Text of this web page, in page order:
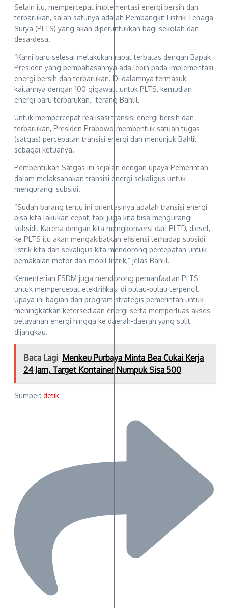
Selain itu, mempercepat implementasi energi bersih dan
terbarukan, salah satunya adalah Pembangkit Listrik Tenaga
Surya (PLTS) yang akan diperuntukkan bagi sekolah dan
desa-desa.
“Kami baru selesai melakukan rapat terbatas dengan Bapak
Presiden yang pembahasannya ada lebih pada implementasi
energi bersih dan terbarukan. Di dalamnya termasuk
kaitannya dengan 100 gigawatt untuk PLTS, kemudian
energi baru terbarukan,” terang Bahlil.
Untuk mempercepat realisasi transisi energi bersih dan
terbarukan, Presiden Prabowo membentuk satuan tugas
(satgas) percepatan transisi energi dan menunjuk Bahlil
sebagai ketuanya.
Pembentukan Satgas ini sejalan dengan upaya Pemerintah
dalam melaksanakan transisi energi sekaligus untuk
mengurangi subsidi.
“Sudah barang tentu ini orientasinya adalah transisi energi
bisa kita lakukan cepat, tapi juga kita bisa mengurangi
subsidi. Karena dengan kita mengkonversi dari PLTD, diesel,
ke PLTS itu akan mengakibatkan efisiensi terhadap subsidi
listrik kita dan sekaligus kita mendorong percepatan untuk
pemakaian motor dan mobil listrik,” jelas Bahlil.
Kementerian ESDM juga mendorong pemanfaatan PLTS
untuk mempercepat elektrifikasi di pulau-pulau terpencil.
Upaya ini bagian dari program strategis pemerintah untuk
meningkatkan ketersediaan energi serta memperluas akses
pelayanan energi hingga ke daerah-daerah yang sulit
dijangkau.
Baca Lagi Menkeu Purbaya Minta Bea Cukai Kerja
24 Jam, Target Kontainer Numpuk Sisa 500
Sumber: detik